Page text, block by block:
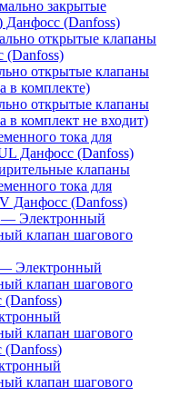
закрытые
Данфосс (Danfoss)
открытые клапаны
(Danfoss)
открытые клапаны
в комплекте)
открытые клапаны
комплект не входит)
тока для
Данфосс (Danfoss)
клапаны
тока для
Данфосс (Danfoss)
— Электронный
клапан шагового
Электронный
клапан шагового
(Danfoss)
клапан шагового
(Danfoss)
клапан шагового